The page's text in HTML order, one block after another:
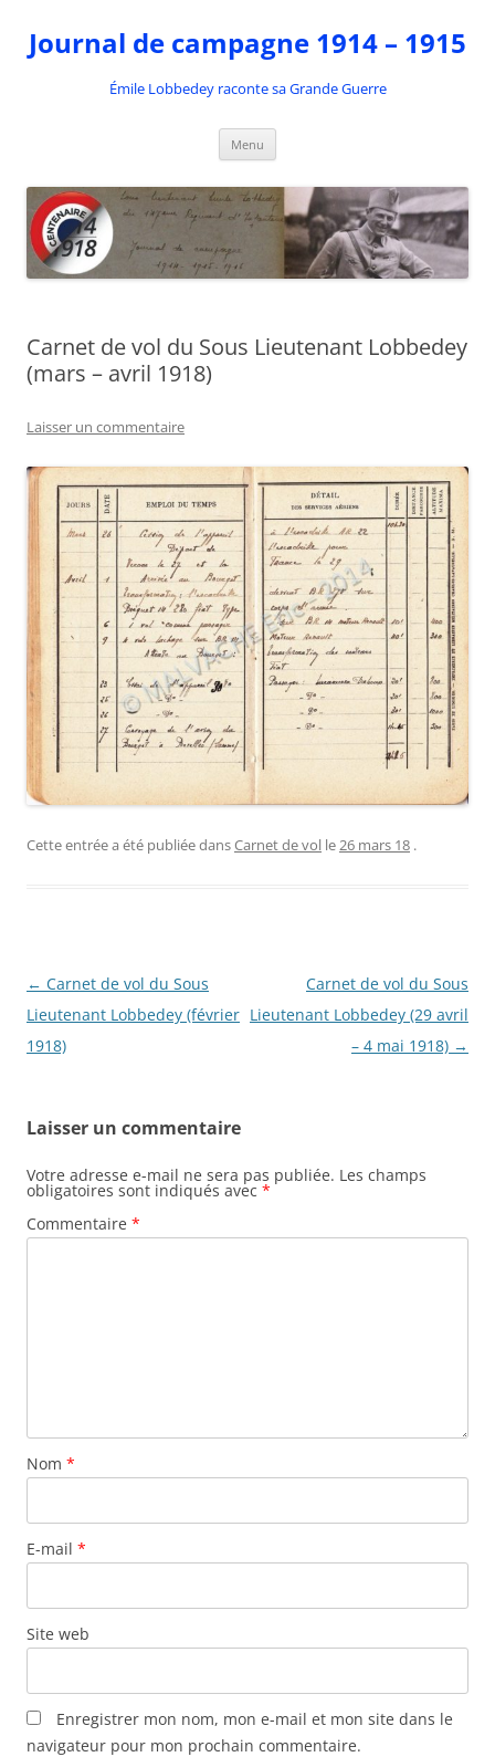
contenu
Journal de campagne 1914 – 1915
Émile Lobbedey raconte sa Grande Guerre
Menu
Carnet de vol du Sous Lieutenant Lobbedey
(mars – avril 1918)
Laisser un commentaire
Cette entrée a été publiée dansCarnet de vol le26 mars 18 .
Navigation
des
articles
← Carnet de vol du Sous
Lieutenant Lobbedey (février
1918)
Carnet de vol du Sous
Lieutenant Lobbedey (29 avril
– 4 mai 1918) →
Laisser un commentaire
Votre adresse e-mail ne sera pas publiée. Les champs
obligatoires sont indiqués avec *
Commentaire *
Nom *
E-mail *
Site web
Enregistrer mon nom, mon e-mail et mon site dans le
navigateur pour mon prochain commentaire.